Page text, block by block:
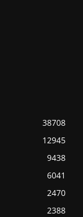
38708
12945
9438
6041
2470
2388